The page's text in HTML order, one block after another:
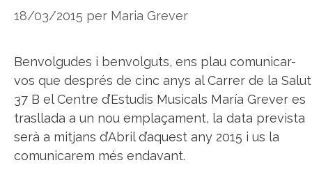
18/03/2015 per Maria Grever
Benvolgudes i benvolguts, ens plau comunicar-
vos que després de cinc anys al Carrer de la Salut
37 B el Centre d’Estudis Musicals María Grever es
trasllada a un nou emplaçament, la data prevista
serà a mitjans d’Abril d’aquest any 2015 i us la
comunicarem més endavant.